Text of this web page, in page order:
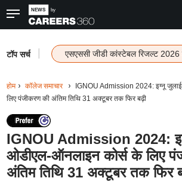
टॉप सर्च एसएससी जीडी कांस्टेबल रिजल्ट 2026
होम कॉलेज समाचार
IGNOU Admission 2024: इग्नू
लिए पंजीकरण की अंतिम तिथि 31 अक्टूबर तक फिर बढ़ी
IGNOU Admission 2024:
ओडीएल-ऑनलाइन कोर्स के लिए
अंतिम तिथि 31 अक्टूबर तक फिर